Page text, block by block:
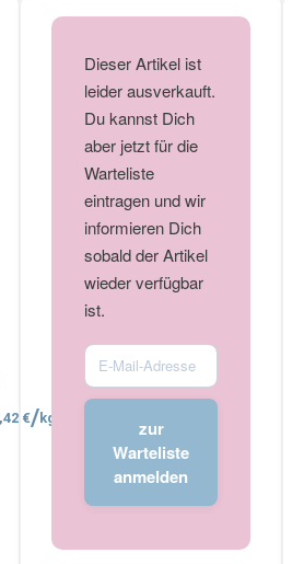
€/kg
Dieser Artikel ist
leider ausverkauft.
Du kannst Dich
aber jetzt für die
Warteliste
eintragen und wir
informieren Dich
sobald der Artikel
wieder verfügbar
ist.
Enter
your
email
address
waitlist
zur
Warteliste
anmelden